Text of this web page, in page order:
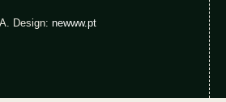
Design: newww.pt